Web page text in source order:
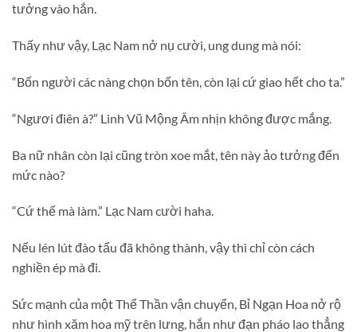
tưởng vào hắn.
Thấy như vậy, Lạc Nam nở nụ cười, ung dung mà nói:
“Bốn người các nàng chọn bốn tên, còn lại cứ giao hết cho ta.”
“Ngươi điên à?” Linh Vũ Mộng Âm nhịn không được mắng.
Ba nữ nhân còn lại cũng tròn xoe mắt, tên này ảo tưởng đến
mức nào?
“Cứ thế mà làm.” Lạc Nam cười haha.
Nếu lén lút đào tẩu đã không thành, vậy thì chỉ còn cách
nghiền ép mà đi.
Sức mạnh của một Thể Thần vận chuyển, Bỉ Ngạn Hoa nở rộ
như hình xăm hoa mỹ trên lưng, hắn như đạn pháo lao thẳng